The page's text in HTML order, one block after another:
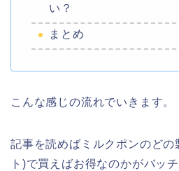
い？
まとめ
こんな感じの流れでいきます。
記事を読めばミルクポンのどの
ト)で買えばお得なのかがバッ